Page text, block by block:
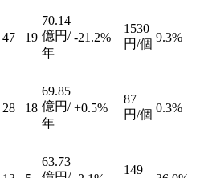
47 19
70.14
億円/
年
-21.2%
1530
円/個 9.3%
28 18
69.85
億円/
年
+0.5%
87
円/個 0.3%
63.73
149